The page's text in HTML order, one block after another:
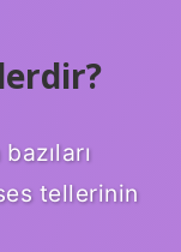
tellerinin